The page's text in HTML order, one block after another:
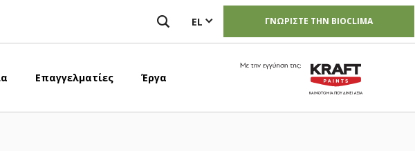
EL ΓΝΩΡΙΣΤΕ ΤΗΝ BIOCLIMA
Επαγγελματίες Έργα
Image